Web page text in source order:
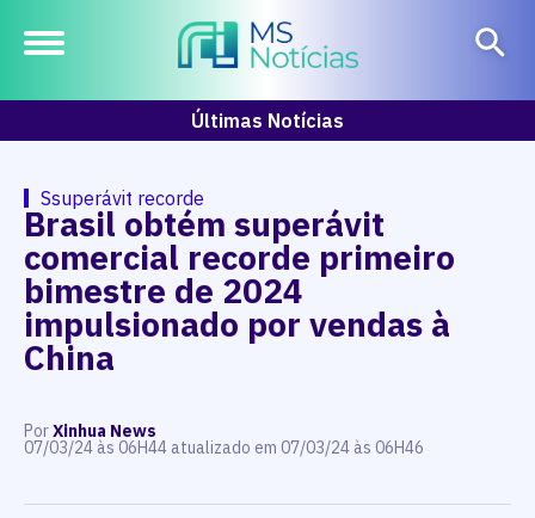
Últimas Notícias
Ssuperávit recorde
Brasil obtém superávit
comercial recorde primeiro
bimestre de 2024
impulsionado por vendas à
China
PorXinhua News
07/03/24 às 06H44 atualizado em 07/03/24 às 06H46